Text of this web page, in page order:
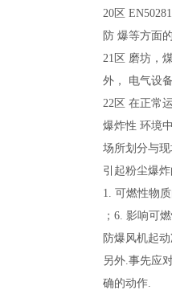
20区
防 爆等方面
21区 磨坊，
外， 电气设
22区 在正常
爆炸性 环境
场所划分与
引起粉尘爆
1. 可燃性物
；6. 影响可
防爆风机起
另外.事先应
确的动作.